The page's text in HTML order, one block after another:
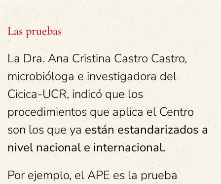
Las pruebas
La Dra. Ana Cristina Castro Castro,
microbióloga e investigadora del
Cicica-UCR, indicó que los
procedimientos que aplica el Centro
son los que ya están estandarizados a
nivel nacional e internacional.
Por ejemplo, el APE es la prueba